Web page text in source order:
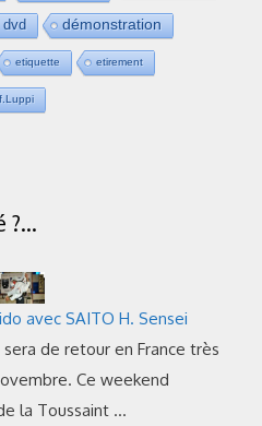
dvd démonstration
etiquette etirement
f.Luppi
?…
avec SAITO H. Sensei
de retour en France très
Ce weekend
la Toussaint …